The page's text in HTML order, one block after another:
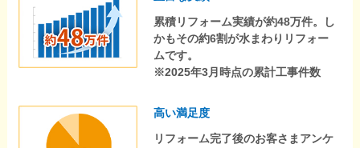
累積リフォーム実績が約48万件。し
かもその約6割が水まわりリフォー
ムです。
※2025年3月時点の累計工事件数
高い満足度
リフォーム完了後のお客さまアンケ